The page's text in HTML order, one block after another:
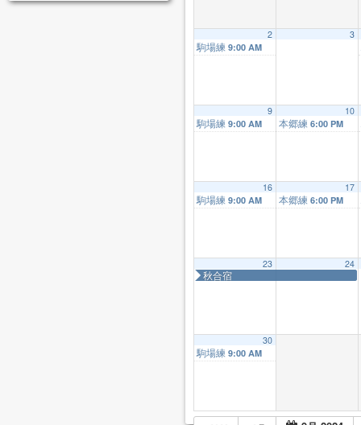
2
駒場練 9:00 AM
3
9
駒場練 9:00 AM
10
本郷練 6:00 PM
16
駒場練 9:00 AM
17
本郷練 6:00 PM
23
秋合宿
24
30
駒場練 9:00 AM